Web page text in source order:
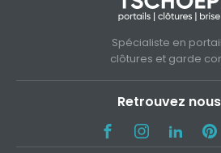
Spécialiste en
clôtures et garde
Retrouvez